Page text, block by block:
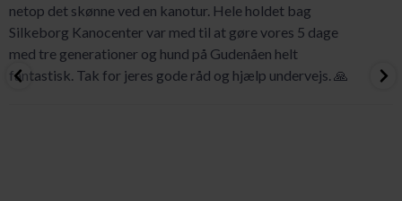
netop det skønne ved en kanotur. Hele holdet bag
Silkeborg Kanocenter var med til at gøre vores 5 dage
med tre generationer og hund på Gudenåen helt
fantastisk. Tak for jeres gode råd og hjælp undervejs. 🙏